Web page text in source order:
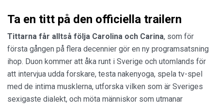
Ta en titt på den officiella trailern
Tittarna får alltså följa Carolina och Carina, som för
första gången på flera decennier gör en ny programsatsning
ihop. Duon kommer att åka runt i Sverige och utomlands för
att intervjua udda forskare, testa nakenyoga, spela tv-spel
med de intima musklerna, utforska vilken som är Sveriges
sexigaste dialekt, och möta människor som utmanar